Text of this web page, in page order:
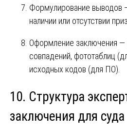
Формулирование выводов
наличии или отсутствии
Оформление заключения
совпадений, фототаблиц
исходных кодов (для ПО).
10. Структура
заключения для суда